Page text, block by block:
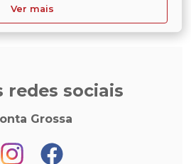
Ver mais
redes sociais
Grossa